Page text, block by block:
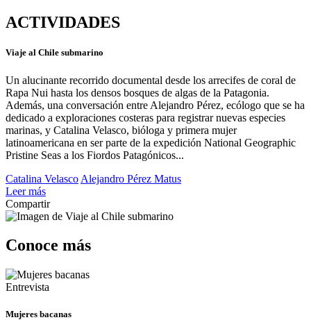
ACTIVIDADES
Viaje al Chile submarino
Un alucinante recorrido documental desde los arrecifes de coral de
Rapa Nui hasta los densos bosques de algas de la Patagonia.
Además, una conversación entre Alejandro Pérez, ecólogo que se ha
dedicado a exploraciones costeras para registrar nuevas especies
marinas, y Catalina Velasco, bióloga y primera mujer
latinoamericana en ser parte de la expedición National Geographic
Pristine Seas a los Fiordos Patagónicos...
Catalina Velasco Alejandro Pérez Matus
Leer más
Compartir
Conoce más
Entrevista
Mujeres bacanas